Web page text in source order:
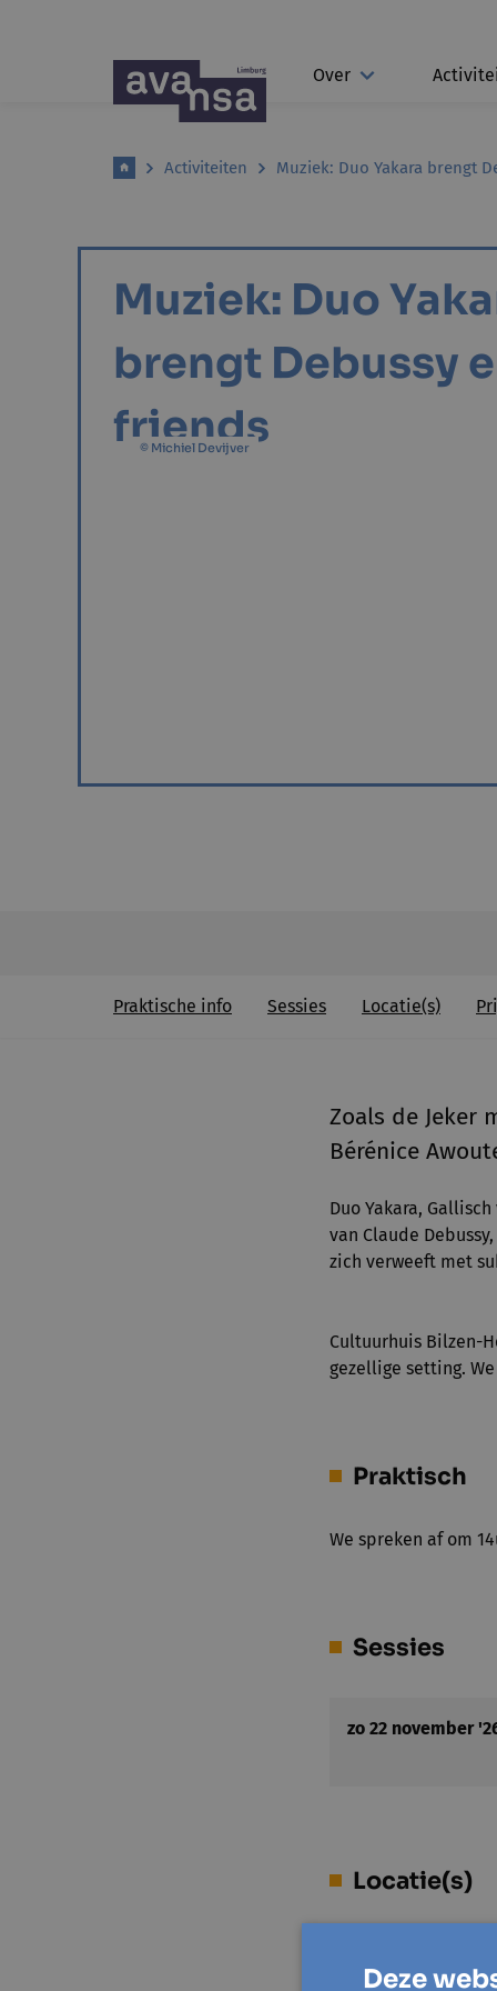
Over
Activiteiten Muziek: Duo Yakara brengt
Muziek: Duo
brengt Debussy
friends
© Michiel Devijver
Praktische info Sessies Locatie(s)
Zoals de Jeker
Bérénice
Duo Yakara,
van Claude
zich verweeft met
Cultuurhuis Bilzen-
gezellige setting.
Praktisch
We spreken af om
Sessies
zo 22 november
Locatie(s)
Deze